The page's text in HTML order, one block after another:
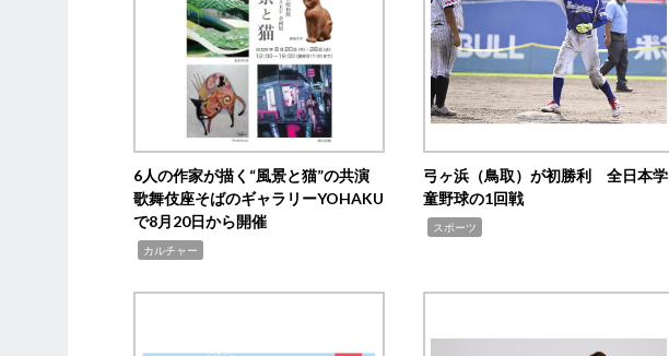
6人の作家が描く“風景と猫”の共演
歌舞伎座そばのギャラリーYOHAKU
で8月20日から開催
カルチャー
弓ヶ浜（鳥取）が初勝利 全日本学
童野球の1回戦
スポーツ